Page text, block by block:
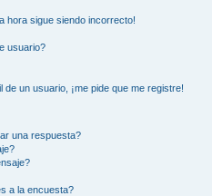
hora sigue siendo incorrecto!
usuario?
un usuario, ¡me pide que me registre!
una respuesta?
a la encuesta?